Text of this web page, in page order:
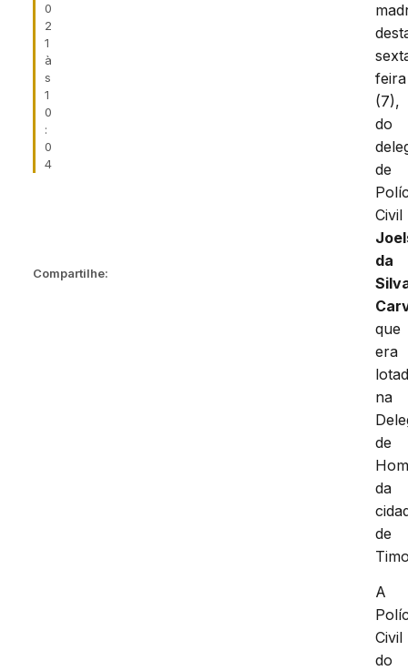
0
2
1
à
s
1
0
:
0
4
Compartilhe:
feira
(7),
do
de
Civil
da
que
era
na
de
da
de
A
Civil
do